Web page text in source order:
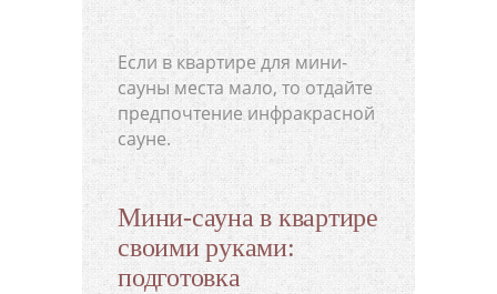
Если в квартире для мини-
сауны места мало, то отдайте
предпочтение инфракрасной
сауне.
Мини-сауна в квартире
своими руками:
подготовка